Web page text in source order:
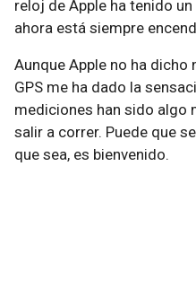
reloj de Apple ha tenido
ahora está siempre
Aunque Apple no ha dicho
GPS me ha dado la
mediciones han sido algo
salir a correr. Puede que
que sea, es bienvenido.